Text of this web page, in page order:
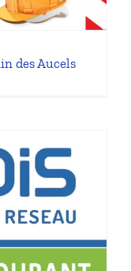
des Aucels